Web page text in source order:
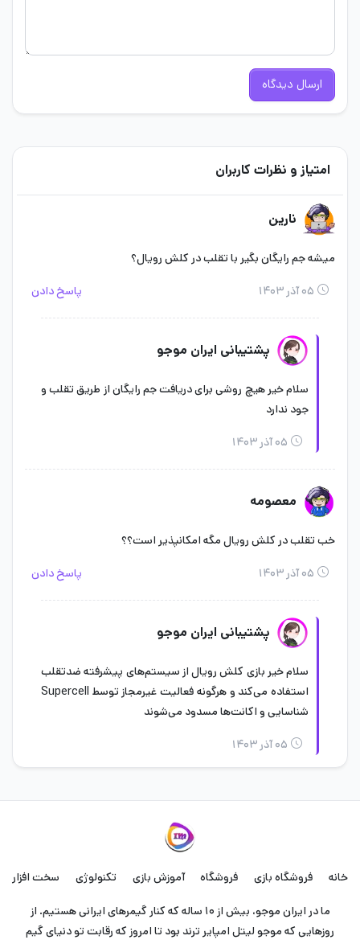
ارسال دیدگاه
امتیاز و نظرات کاربران
نارین
میشه جم رایگان بگیر با تقلب در کلش رویال؟
۰۵ آذر ۱۴۰۳ پاسخ دادن
پشتیبانی ایران موجو
سلام خیر هیچ روشی برای دریافت جم رایگان از طریق تقلب و
جود ندارد
۰۵ آذر ۱۴۰۳
معصومه
خب تقلب در کلش رویال مگه امکانپذیر است؟؟
۰۵ آذر ۱۴۰۳ پاسخ دادن
پشتیبانی ایران موجو
سلام خیر بازی کلش رویال از سیستم‌های پیشرفته ضدتقلب
استفاده می‌کند و هرگونه فعالیت غیرمجاز توسط Supercell
شناسایی و اکانت‌ها مسدود می‌شوند
۰۵ آذر ۱۴۰۳
خانه فروشگاه بازی فروشگاه آموزش بازی تکنولوژی سخت افزار
ما در ایران موجو، بیش از ۱۰ ساله که کنار گیمرهای ایرانی هستیم. از
روزهایی که موجو لیتل امپایر ترند بود تا امروز که رقابت تو دنیای گیم